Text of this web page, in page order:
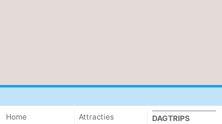
Paardrijden
-
Home
Attracties
DAGTRIPS